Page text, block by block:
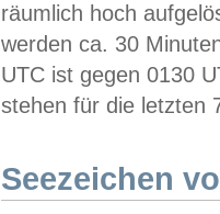
räumlich hoch
werden ca. 30
UTC ist gegen 0130
stehen für die letzten
Seezeichen